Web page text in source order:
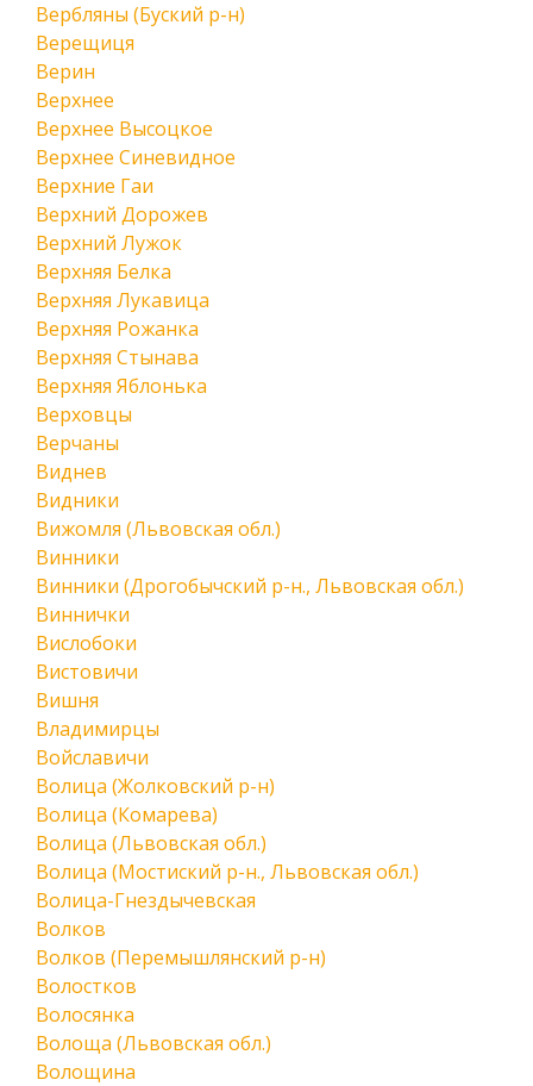
Вербляны (Буский р-н)
Верещиця
Верин
Верхнее
Верхнее Высоцкое
Верхнее Синевидное
Верхние Гаи
Верхний Дорожев
Верхний Лужок
Верхняя Белка
Верхняя Лукавица
Верхняя Рожанка
Верхняя Стынава
Верхняя Яблонька
Верховцы
Верчаны
Виднев
Видники
Вижомля (Львовская обл.)
Винники
Винники (Дрогобычский р-н., Львовская обл.)
Виннички
Вислобоки
Вистовичи
Вишня
Владимирцы
Войславичи
Волица (Жолковский р-н)
Волица (Комарева)
Волица (Львовская обл.)
Волица (Мостиский р-н., Львовская обл.)
Волица-Гнездычевская
Волков
Волков (Перемышлянский р-н)
Волостков
Волосянка
Волоща (Львовская обл.)
Волощина